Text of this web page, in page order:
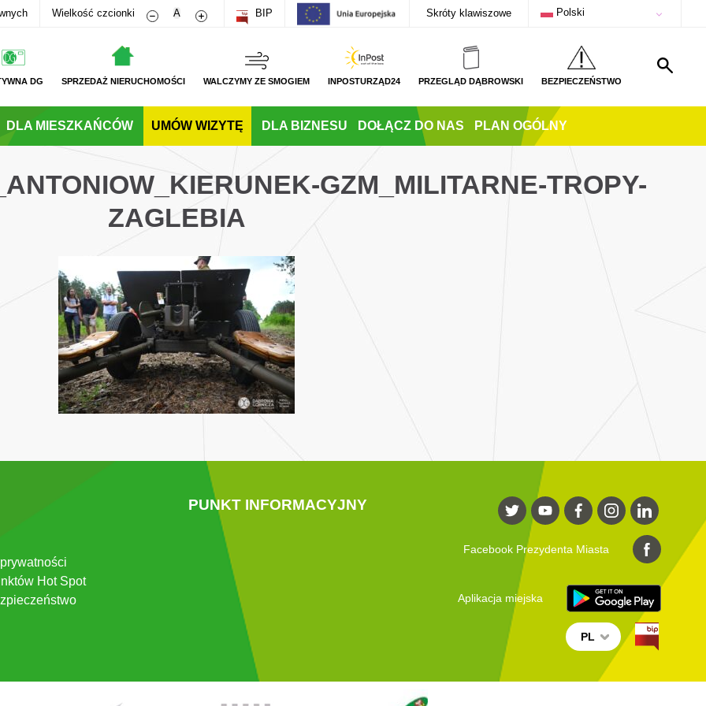
Wielkość czcionki Zmniejsz rozmiar czcionki
A Zwiększ rozmiar czcionki
BIP Skróty klawiszowe Polski
DG SPRZEDAŻ NIERUCHOMOŚCI WALCZYMY ZE SMOGIEM INPOSTURZĄD24 PRZEGLĄD DĄBROWSKI BEZPIECZEŃSTWO
DLA MIESZKAŃCÓW UMÓW WIZYTĘ DLA BIZNESU DOŁĄCZ DO NAS PLAN OGÓLNY
GZM_MILITARNE-TROPY-
ZAGLEBIA
Hot Spot
PUNKT INFORMACYJNY
Facebook Prezydenta Miasta
Aplikacja miejska
PL